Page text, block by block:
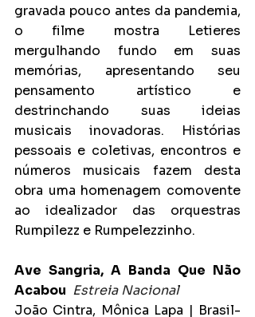
gravada pouco antes da pandemia,
o filme mostra Letieres
mergulhando fundo em suas
memórias, apresentando seu
pensamento artístico e
destrinchando suas ideias
musicais inovadoras. Histórias
pessoais e coletivas, encontros e
números musicais fazem desta
obra uma homenagem comovente
ao idealizador das orquestras
Rumpilezz e Rumpelezzinho.
Ave Sangria, A Banda Que Não
Acabou Estreia Nacional
João Cintra, Mônica Lapa | Brasil-